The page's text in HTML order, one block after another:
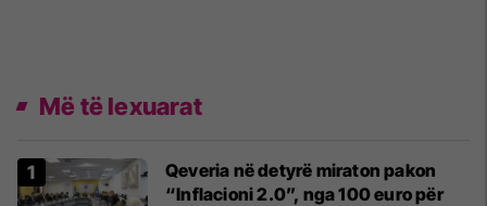
Më të lexuarat
Qeveria në detyrë miraton pakon
“Inflacioni 2.0”, nga 100 euro për